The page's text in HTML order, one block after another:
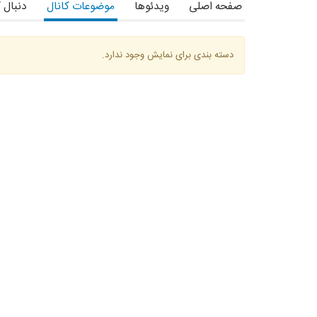
صفحه اصلی ویدئوها موضوعات کانال
دسته بندی برای نمایش وجود ندارد.